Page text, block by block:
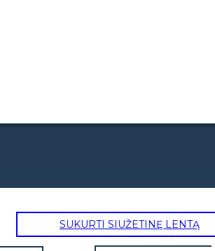
SUKURTI SIUŽETINĘ LENTĄ